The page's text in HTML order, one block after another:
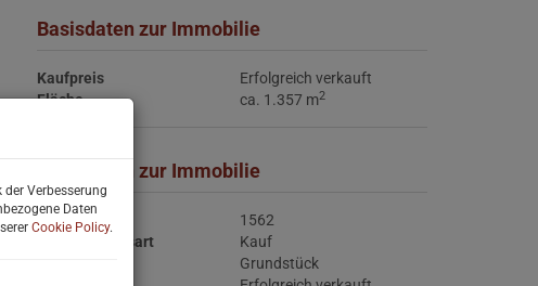
Basisdaten zur Immobilie
Kaufpreis
Erfolgreich verkauft
Fläche
ca. 1.357 m2
Basisdaten zur Immobilie
Objektnr.
1562
Vermarktungsart
Kauf
Grundstück
Verbesserung
Daten
Cookie Policy.